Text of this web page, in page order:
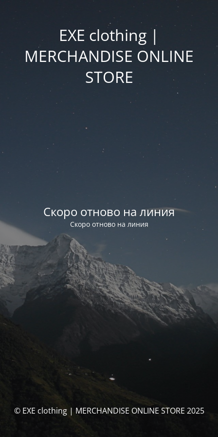
EXE clothing |
MERCHANDISE ONLINE
STORE
Скоро отново на линия
Скоро отново на линия
© EXE clothing | MERCHANDISE ONLINE STORE 2025